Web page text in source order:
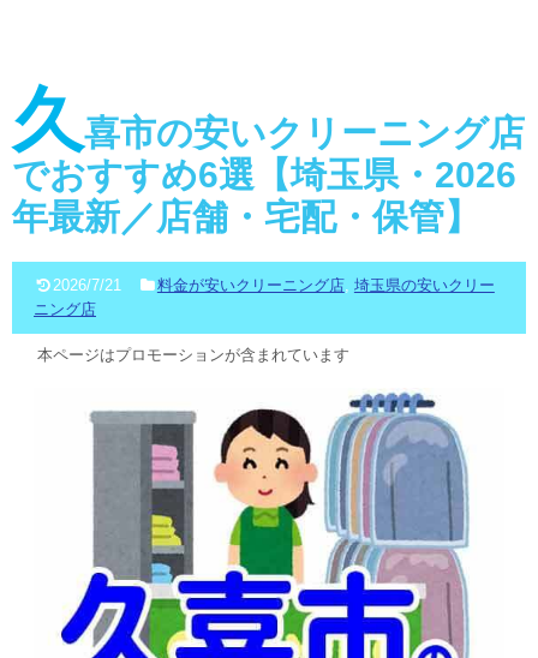
久喜市の安いクリーニング店
でおすすめ6選【埼玉県・2026
年最新／店舗・宅配・保管】
2026/7/21 料金が安いクリーニング店, 埼玉県の安いクリー
ニング店
本ページはプロモーションが含まれています